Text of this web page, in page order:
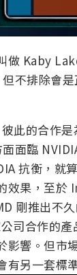
做 Kaby
不排除會
此的合作
面臨
抗衡，就
效果，至於
剛推出不
司合作的
影響。但市
有另一套標